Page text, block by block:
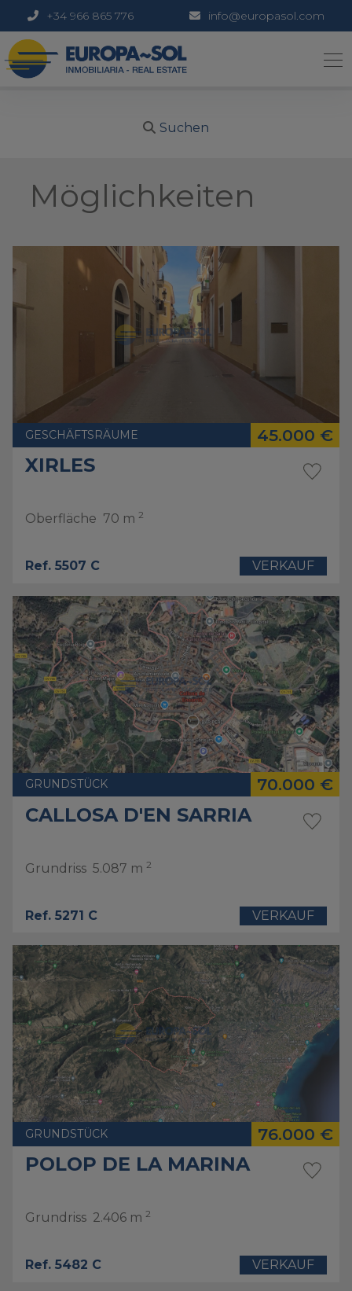
+34 966 865 776 info@europasol.com
Suchen
Möglichkeiten
GESCHÄFTSRÄUME 45.000 €
XIRLES
Oberfläche 70 m 2
Ref. 5507 C VERKAUF
GRUNDSTÜCK 70.000 €
CALLOSA D'EN SARRIA
Grundriss 5.087 m 2
Ref. 5271 C VERKAUF
GRUNDSTÜCK 76.000 €
POLOP DE LA MARINA
Grundriss 2.406 m 2
Ref. 5482 C VERKAUF